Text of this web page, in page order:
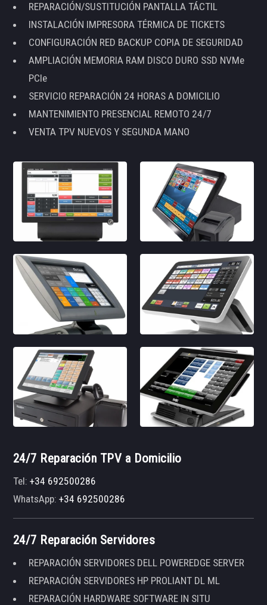
REPARACIÓN/SUSTITUCIÓN PANTALLA TÁCTIL
INSTALACIÓN IMPRESORA TÉRMICA DE TICKETS
CONFIGURACIÓN RED BACKUP COPIA DE SEGURIDAD
AMPLIACIÓN MEMORIA RAM DISCO DURO SSD NVMe
PCIe
SERVICIO REPARACIÓN 24 HORAS A DOMICILIO
MANTENIMIENTO PRESENCIAL REMOTO 24/7
VENTA TPV NUEVOS Y SEGUNDA MANO
24/7 Reparación TPV a Domicilio
Tel:+34 692500286
WhatsApp:+34 692500286
24/7 Reparación Servidores
REPARACIÓN SERVIDORES DELL POWEREDGE SERVER
REPARACIÓN SERVIDORES HP PROLIANT DL ML
REPARACIÓN HARDWARE SOFTWARE IN SITU